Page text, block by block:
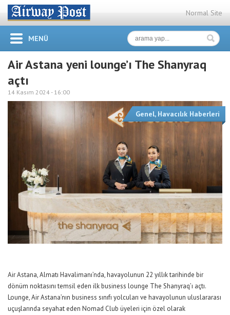
Normal Site
MENÜ
Air Astana yeni lounge’ı The Shanyraq
açtı
14 Kasım 2024 - 16:00
Genel, Havacılık Haberleri
Air Astana, Almatı Havalimanı’nda,havayolunun 22 yıllık tarihinde bir
dönüm noktasınıtemsil eden ilk business lounge The Shanyraq’ı açtı.
Lounge, Air Astana’nın business sınıfı yolcuları ve havayolunun uluslararası
uçuşlarında seyahat eden Nomad Club üyeleri için özel olarak